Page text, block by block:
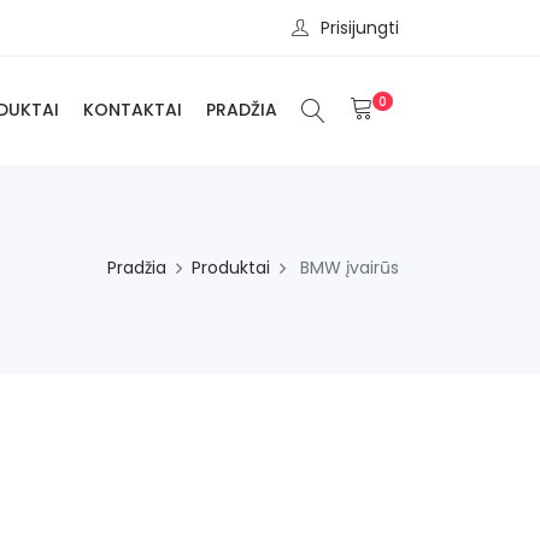
Prisijungti
KONTAKTAI PRADŽIA 0
Pradžia Produktai BMW įvairūs